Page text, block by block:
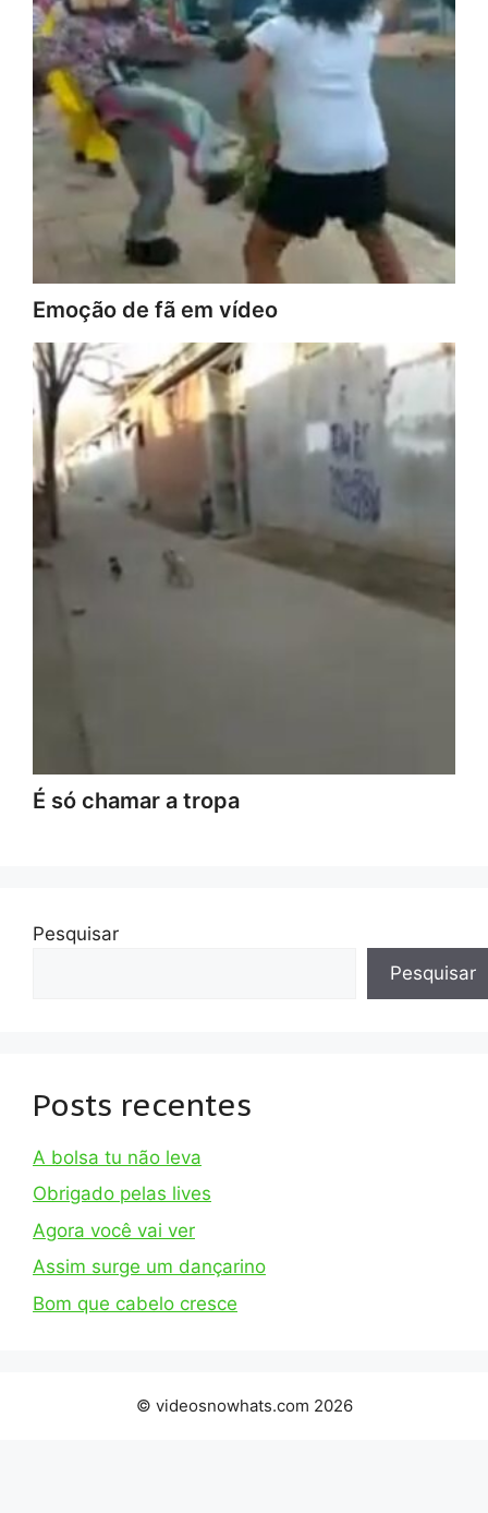
Emoção de fã em vídeo
É só chamar a tropa
Pesquisar
Pesquisar
Posts recentes
A bolsa tu não leva
Obrigado pelas lives
Agora você vai ver
Assim surge um dançarino
Bom que cabelo cresce
© videosnowhats.com 2026